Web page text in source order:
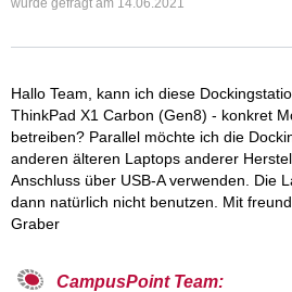
Hallo Team, kann ich diese
ThinkPad X1 Carbon (Gen8) - konkret
betreiben? Parallel möchte ich die
anderen älteren Laptops anderer
Anschluss über USB-A verwenden. Die
dann natürlich nicht benutzen. Mit
Graber
CampusPoint Team: